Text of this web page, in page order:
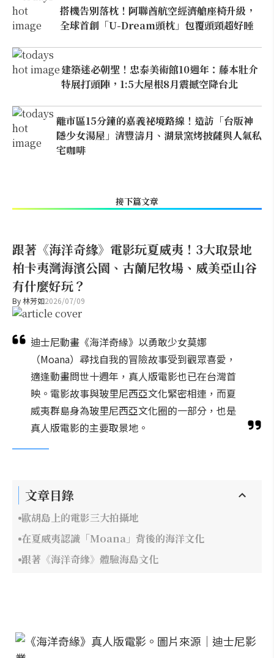
搭機告別落枕！阿聯酋航空經濟艙座椅升級，
全球首創「U-Dream頭枕」包覆頭頸超好睡
建築迷必朝聖！忠泰美術館10週年：藤本壯介
特展打頭陣，1:5大屋根8月震撼空降台北
離市區15分鐘的嘉義祕境路線！造訪「台版神
隱少女湯屋」清豐濤月、湖景窯烤披薩與人氣私
宅咖啡
接下篇文章
跟著《海洋奇緣》電影玩夏威夷！3大取景地
柏卡夷灣海濱公園、古蘭尼牧場、威美亞山谷
有什麼好玩？
By林芳如2026/07/09
迪士尼動畫《海洋奇緣》以勇敢少女莫娜
（Moana）尋找自我的冒險故事受到觀眾喜愛，
適逢動畫問世十週年，真人版電影也已在台灣首
映。電影故事與玻里尼西亞文化緊密相連，而夏
威夷群島身為玻里尼西亞文化圈的一部分，也是
真人版電影的主要取景地。
文章目錄
歐胡島上的電影三大拍攝地
在夏威夷認識「Moana」背後的海洋文化
跟著《海洋奇緣》體驗海島文化